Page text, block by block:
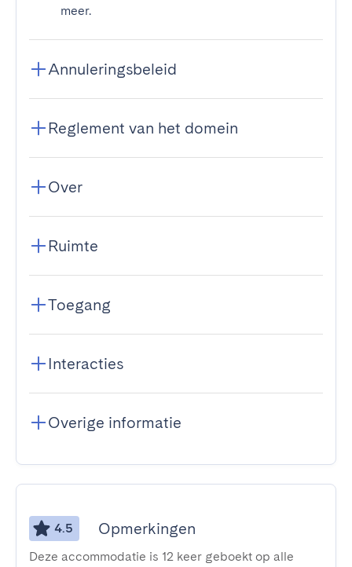
meer.
Annuleringsbeleid
Reglement van het domein
Over
Ruimte
Toegang
Interacties
Overige informatie
4.5 Opmerkingen
Deze accommodatie is 12 keer geboekt op alle